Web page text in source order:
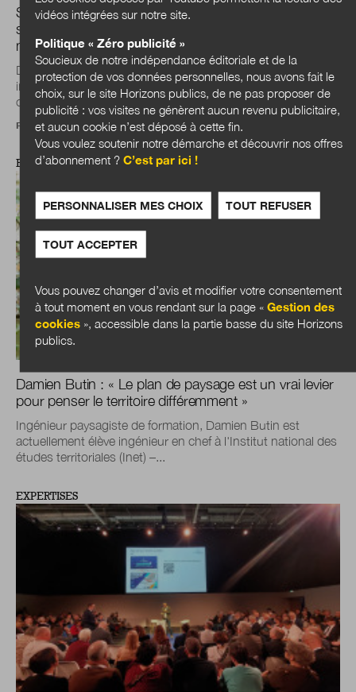
Simon Chignard : « L’IA et la data ne sont plus des
sujets techniques, ce sont devenus de véritables
marqueurs politiques »
Durant les élections municipales, l’Observatoire
indépendant Data Publica a analysé les programmes des
candidats sur le numérique, la data et l’IA...
Propos recueillis par Julien Nessi
EXPERTISES
Damien Butin : « Le plan de paysage est un vrai levier
pour penser le territoire différemment »
Ingénieur paysagiste de formation, Damien Butin est
actuellement élève ingénieur en chef à l'Institut national des
études territoriales (Inet) –...
EXPERTISES
vidéos intégrées sur notre site.
Politique « Zéro publicité »
Soucieux de notre indépendance éditoriale et de la
protection de vos données personnelles, nous avons fait le
choix, sur le site Horizons publics, de ne pas proposer de
publicité : vos visites ne génèrent aucun revenu publicitaire,
et aucun cookie n’est déposé à cette fin.
Vous voulez soutenir notre démarche et découvrir nos offres
d’abonnement ?C’est par ici !
PERSONNALISER MES CHOIX TOUT REFUSER
TOUT ACCEPTER
Vous pouvez changer d’avis et modifier votre consentement
à tout moment en vous rendant sur la page «Gestion des
cookies », accessible dans la partie basse du site Horizons
publics.